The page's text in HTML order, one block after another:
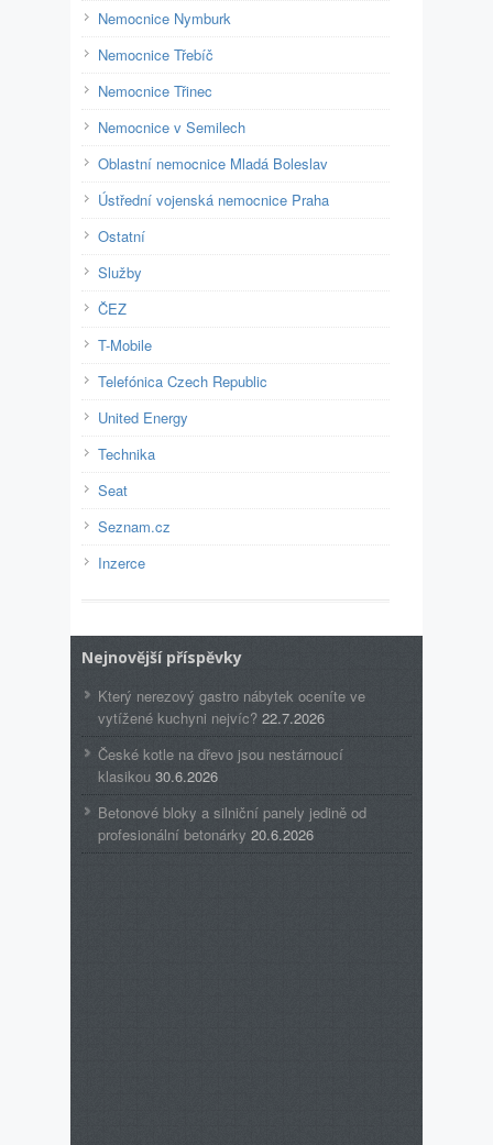
Nemocnice Nymburk
Nemocnice Třebíč
Nemocnice Třinec
Nemocnice v Semilech
Oblastní nemocnice Mladá Boleslav
Ústřední vojenská nemocnice Praha
Ostatní
Služby
ČEZ
T-Mobile
Telefónica Czech Republic
United Energy
Technika
Seat
Seznam.cz
Inzerce
Nejnovější příspěvky
Který nerezový gastro nábytek oceníte ve
vytížené kuchyni nejvíc? 22.7.2026
České kotle na dřevo jsou nestárnoucí
klasikou 30.6.2026
Betonové bloky a silniční panely jedině od
profesionální betonárky 20.6.2026